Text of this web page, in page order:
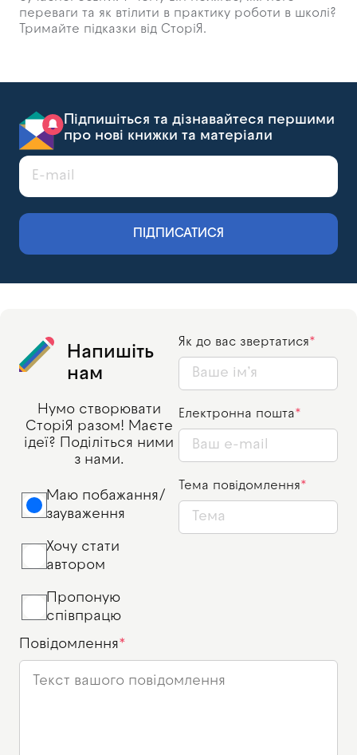
переваги та як втілити в практику роботи в школі?
Тримайте підказки від СторіЯ.
Підпишіться та дізнавайтеся першими
про нові книжки та матеріали
ПІДПИСАТИСЯ
Напишіть
нам
Нумо створювати
СторіЯ разом! Маєте
ідеї? Поділіться ними
з нами.
Маю побажання/
зауваження
Хочу стати
автором
Пропоную
співпрацю
Як до вас звертатися
Електронна пошта
Тема повідомлення
Повідомлення